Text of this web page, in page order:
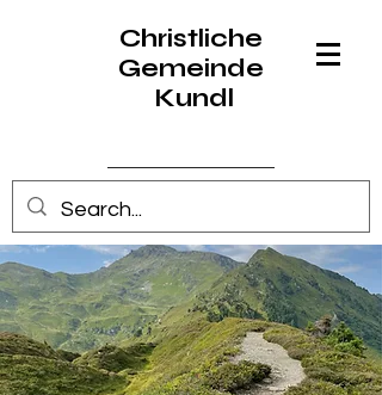
Christliche
Gemeinde
Kundl
Anmelden